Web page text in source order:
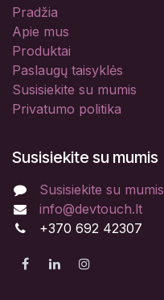
Pradžia
Apie mus
Produktai
Paslaugų taisyklės
Susisiekite su mumis
Privatumo politika
Susisiekite su mumis
Susisiekite su mumis
info@devtouch.lt
+370 692 42307